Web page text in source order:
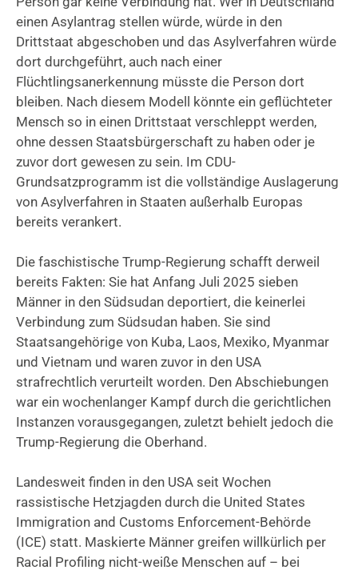
einen Asylantrag stellen würde, würde in den
Drittstaat abgeschoben und das Asylverfahren würde
dort durchgeführt, auch nach einer
Flüchtlingsanerkennung müsste die Person dort
bleiben. Nach diesem Modell könnte ein geflüchteter
Mensch so in einen Drittstaat verschleppt werden,
ohne dessen Staatsbürgerschaft zu haben oder je
zuvor dort gewesen zu sein. Im CDU-
Grundsatzprogramm ist die vollständige Auslagerung
von Asylverfahren in Staaten außerhalb Europas
bereits verankert.
Die faschistische Trump-Regierung schafft derweil
bereits Fakten: Sie hat Anfang Juli 2025 sieben
Männer in den Südsudan deportiert, die keinerlei
Verbindung zum Südsudan haben. Sie sind
Staatsangehörige von Kuba, Laos, Mexiko, Myanmar
und Vietnam und waren zuvor in den USA
strafrechtlich verurteilt worden. Den Abschiebungen
war ein wochenlanger Kampf durch die gerichtlichen
Instanzen vorausgegangen, zuletzt behielt jedoch die
Trump-Regierung die Oberhand.
Landesweit finden in den USA seit Wochen
rassistische Hetzjagden durch die United States
Immigration and Customs Enforcement-Behörde
(ICE) statt. Maskierte Männer greifen willkürlich per
Racial Profiling nicht-weiße Menschen auf – bei